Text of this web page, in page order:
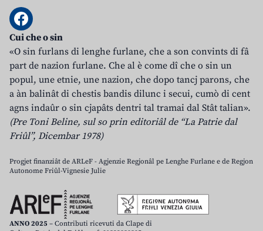
Cui che o sin
«O sin furlans di lenghe furlane, che a son convints di fâ
part de nazion furlane. Che al è come dî che o sin un
popul, une etnie, une nazion, che dopo tancj parons, che
a àn balinât di chestis bandis dilunc i secui, cumò di cent
agns indaûr o sin cjapâts dentri tal tramai dal Stât talian».
(Pre Toni Beline, sul so prin editoriâl de “La Patrie dal
Friûl”, Dicembar 1978)
Progjet finanziât de ARLeF - Agjenzie Regjonâl pe Lenghe Furlane e de Regjon
Autonome Friûl-Vignesie Julie
ANNO 2025 – Contributi ricevuti da Clape di